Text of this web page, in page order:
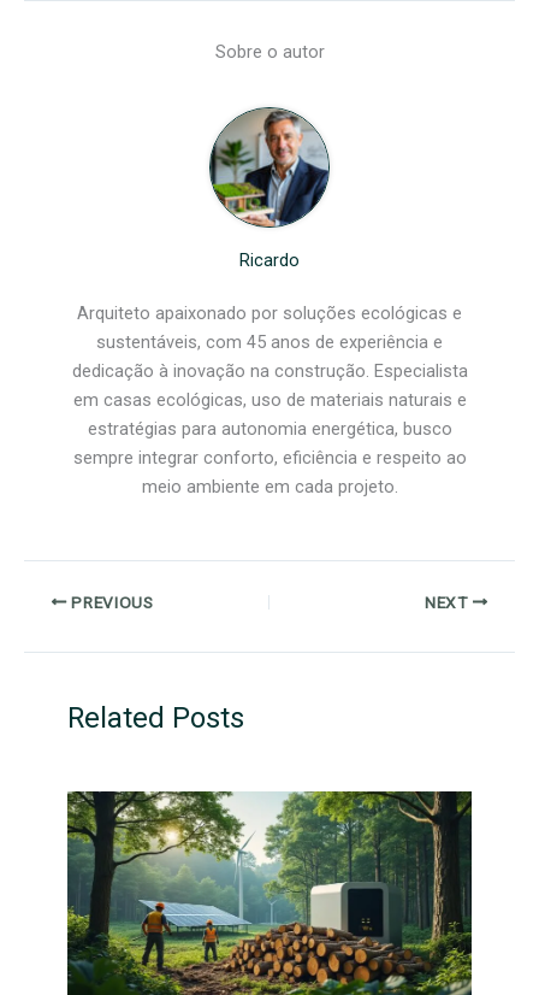
Sobre o autor
Ricardo
Arquiteto apaixonado por soluções ecológicas e
sustentáveis, com 45 anos de experiência e
dedicação à inovação na construção. Especialista
em casas ecológicas, uso de materiais naturais e
estratégias para autonomia energética, busco
sempre integrar conforto, eficiência e respeito ao
meio ambiente em cada projeto.
PREVIOUS NEXT
Related Posts